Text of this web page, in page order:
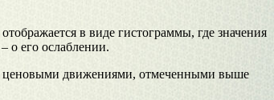
в виде гистограммы, где значения
о его ослаблении.
ценовыми движениями, отмеченными выше